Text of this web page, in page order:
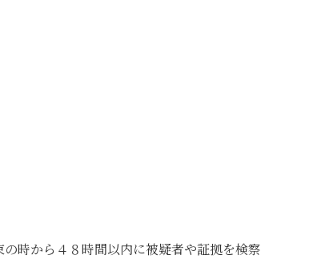
時から４８時間以内に被疑者や証拠を検察